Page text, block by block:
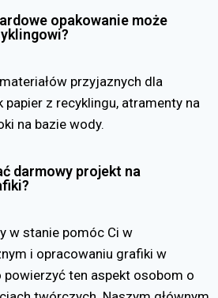
opakowanie może
przyjaznych dla
z recyklingu, atramenty na
na bazie wody.
darmowy projekt na
w stanie pomóc Ci w
i opracowaniu grafiki w
ten aspekt osobom o